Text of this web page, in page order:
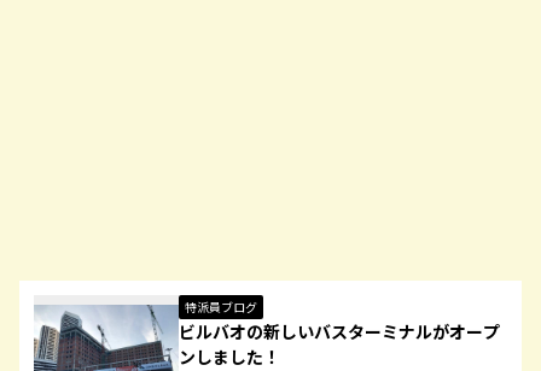
特派員ブログ
ビルバオの新しいバスターミナルがオープ
ンしました！